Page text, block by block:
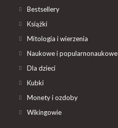
Bestsellery
Książki
Mitologia i wierzenia
Naukowe i popularnonaukowe
Dla dzieci
Kubki
Monety i ozdoby
Wikingowie